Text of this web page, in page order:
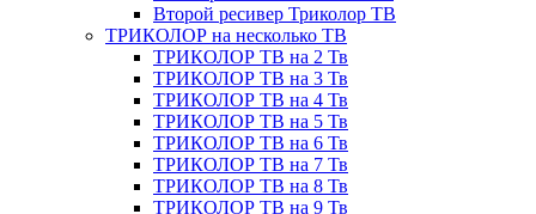
Второй ресивер Триколор ТВ
ТРИКОЛОР на несколько ТВ
ТРИКОЛОР ТВ на 2 Тв
ТРИКОЛОР ТВ на 3 Тв
ТРИКОЛОР ТВ на 4 Тв
ТРИКОЛОР ТВ на 5 Тв
ТРИКОЛОР ТВ на 6 Тв
ТРИКОЛОР ТВ на 7 Тв
ТРИКОЛОР ТВ на 8 Тв
ТРИКОЛОР ТВ на 9 Тв